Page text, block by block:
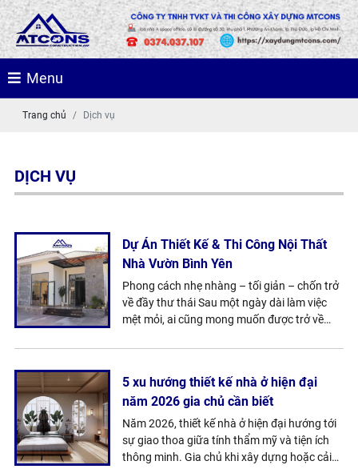
Menu
Trang chủ Dịch vụ
DỊCH VỤ
Dự Án Thiết Kế & Thi Công Nội Thất
Nhà Vườn Bình Yên
Phong cách nhẹ nhàng – tối giản – chốn trở
về đầy thư thái Sau một ngày dài làm việc
mệt mỏi, ai cũng mong muốn được trở về
dễ chịu. Thấu hiểu điều đó, MTCONS đã
Nhà vườn Bình Yên – nơi hội tụ giữa sự tối
giản tinh tế và cảm giác ấm áp, thư giãn cho
gia chủ.
5 xu hướng thiết kế nhà ở hiện đại
năm 2026 gia chủ cần biết
Năm 2026, thiết kế nhà ở hiện đại hướng tới
sự giao thoa giữa tính thẩm mỹ và tiện ích
thông minh. Gia chủ khi xây dựng hoặc cải